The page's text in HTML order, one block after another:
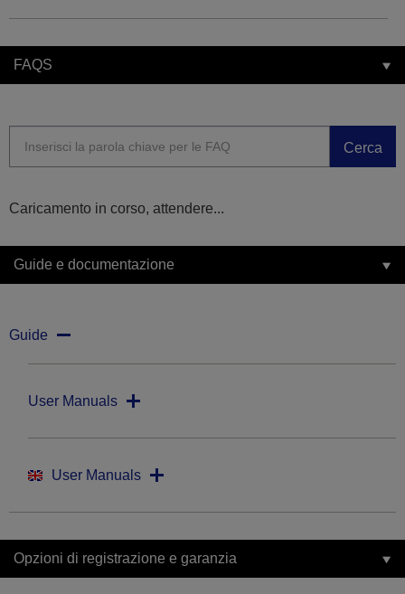
FAQS
Cerca
Caricamento in corso, attendere...
Guide e documentazione
Guide
User Manuals
User Manuals
Opzioni di registrazione e garanzia